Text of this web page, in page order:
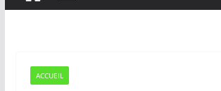
ACCUEIL